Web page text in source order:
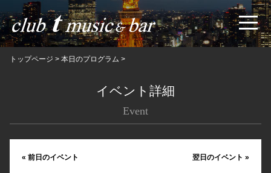
トップページ > 本日のプログラム >
イベント詳細
Event
« 前日のイベント 翌日のイベント»